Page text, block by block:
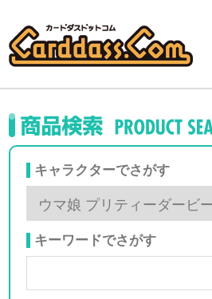
キャラクターでさがす
キーワードでさがす